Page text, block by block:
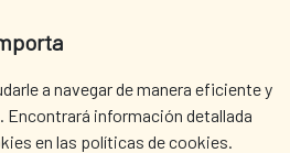
a navegar de manera eficiente y
información detallada
en las políticas de cookies.
WHERE DO WE COOPERATE?